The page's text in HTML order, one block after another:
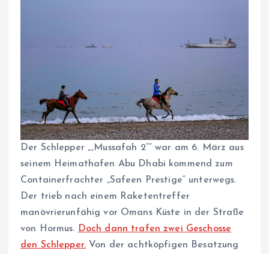
Der Schlepper „„Mussafah 2““ war am 6. März aus
seinem Heimathafen Abu Dhabi kommend zum
Containerfrachter „Safeen Prestige“ unterwegs.
Der trieb nach einem Raketentreffer
manövrierunfähig vor Omans Küste in der Straße
von Hormus. Doch dann trafen zwei Geschosse
den Schlepper. Von der achtköpfigen Besatzung